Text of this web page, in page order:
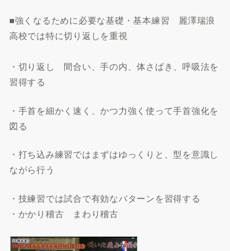
■強くなるために必要な基礎・基本練習 麗澤瑞浪
高校では特に切り返しを重視
・切り返し 間合い、手の内、体さばき、呼吸法を
習得する
・手首を細かく速く、かつ力強く使って手首強化を
図る
・打ち込み練習ではまずはゆっくりと、型を意識し
ながら行う
・技練習では試合で有効なパターンを習得する
・かかり稽古 まわり稽古